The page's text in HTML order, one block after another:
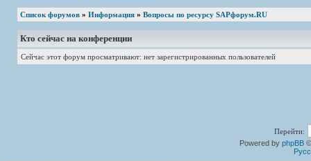
Список форумов » Информация » Вопросы по ресурсу SAPфорум.RU
Кто сейчас на конференции
Сейчас этот форум просматривают: нет зарегистрированных пользователей
Перейти:
Powered by phpBB